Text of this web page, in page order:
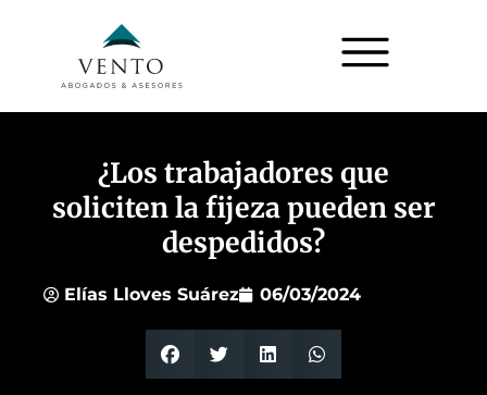
¿Los trabajadores que
soliciten la fijeza pueden ser
despedidos?
Elías Lloves Suárez 06/03/2024